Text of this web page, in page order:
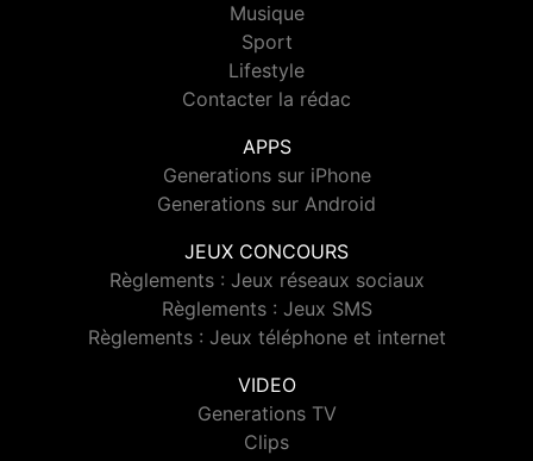
Musique
Sport
Lifestyle
Contacter la rédac
APPS
Generations sur iPhone
Generations sur Android
JEUX CONCOURS
Règlements : Jeux réseaux sociaux
Règlements : Jeux SMS
Règlements : Jeux téléphone et internet
VIDEO
Generations TV
Clips